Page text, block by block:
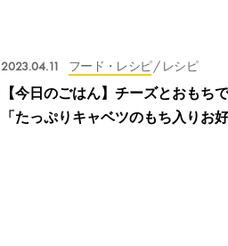
2023.04.11 フード・レシピ/ レシピ
【今日のごはん】チーズとおもち
「たっぷりキャベツのもち入りお